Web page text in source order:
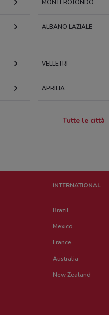
MONTEROTONDO
ALBANO LAZIALE
VELLETRI
APRILIA
Tutte le città
INTERNATIONAL
Brazil
Mexico
France
Australia
New Zealand